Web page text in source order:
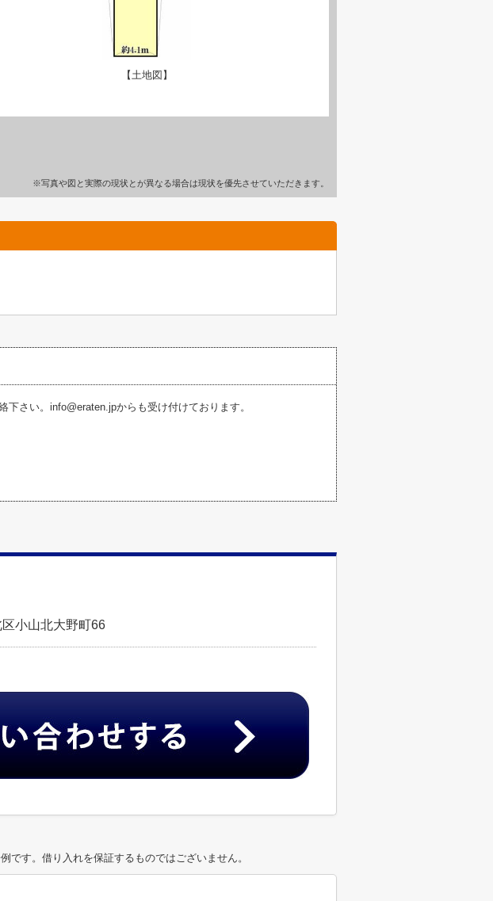
【土地図】
※写真や図と実際の現状とが異なる場合は現状を優先させていただきます。
さい。info@eraten.jpからも受け付けております。
小山北大野町66
です。借り入れを保証するものではございません。